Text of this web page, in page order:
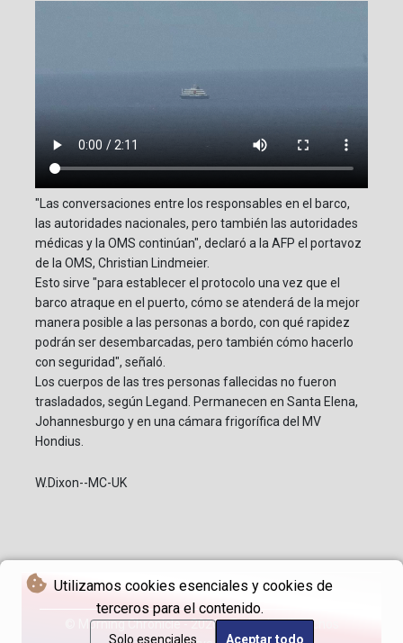
Utilizamos cookies esenciales y cookies de
terceros para el contenido.
Solo esenciales Aceptar todo
"Las conversaciones entre los responsables en el barco,
las autoridades nacionales, pero también las autoridades
médicas y la OMS continúan", declaró a la AFP el portavoz
de la OMS, Christian Lindmeier.
Esto sirve "para establecer el protocolo una vez que el
barco atraque en el puerto, cómo se atenderá de la mejor
manera posible a las personas a bordo, con qué rapidez
podrán ser desembarcadas, pero también cómo hacerlo
con seguridad", señaló.
Los cuerpos de las tres personas fallecidas no fueron
trasladados, según Legand. Permanecen en Santa Elena,
Johannesburgo y en una cámara frigorífica del MV
Hondius.
W.Dixon--MC-UK
© Morning Chronicle - 2026 - Todos los derechos